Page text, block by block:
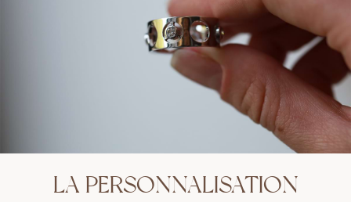
LA PERSONNALISATION